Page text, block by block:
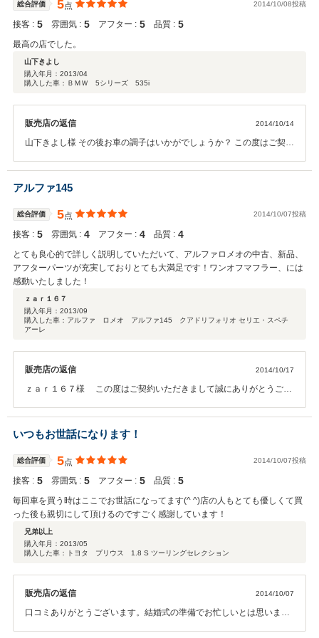
総合評価 5点 2014/10/08投稿
接客 : 5 雰囲気 : 5 アフター : 5 品質 : 5
最高の店でした。
山下きよし
購入年月： 2013/04
購入した車：ＢＭＷ 5シリーズ 535i
販売店の返信 2014/10/14
山下きよし様 その後お車の調子はいかがでしょうか？ この度はご契約
のクチコミを頂き、大変うれしく思います。 お客様に喜んで頂けるこ
とが、何よりも私共の励みになります。またぜひお気軽にお立ち寄り
アルファ145
総合評価 5点 2014/10/07投稿
接客 : 5 雰囲気 : 4 アフター : 4 品質 : 4
とても良心的で詳しく説明していただいて、アルファロメオの中古、新品、
アフターパーツが充実しておりとても大満足です！ワンオフマフラー、には
感動いたしました！
ｚａｒ１６７
購入年月： 2013/09
購入した車：アルファ ロメオ アルファ145 クアドリフォリオ セリエ・スペチ
アーレ
販売店の返信 2014/10/17
ｚａｒ１６７様 この度はご契約いただきまして誠にありがとうござ
高い評価をいただきまして、社員一同心から感謝しております。ワン
オフマフラーを喜んでいただけたようで、当社としてもとても嬉しい
です！ 何かお困りの際はぜひお気軽にご連絡くださいませ。 今後と
も、どうぞ宜しくお願い致します。
いつもお世話になります！
総合評価 5点 2014/10/07投稿
接客 : 5 雰囲気 : 5 アフター : 5 品質 : 5
毎回車を買う時はここでお世話になってます(^ ^)店の人もとても優しくて買
った後も親切にして頂けるのですごく感謝しています！
兄弟以上
購入年月： 2013/05
購入した車：トヨタ プリウス 1.8 S ツーリングセレクション
販売店の返信 2014/10/07
口コミありがとうございます。結婚式の準備でお忙しいとは思います